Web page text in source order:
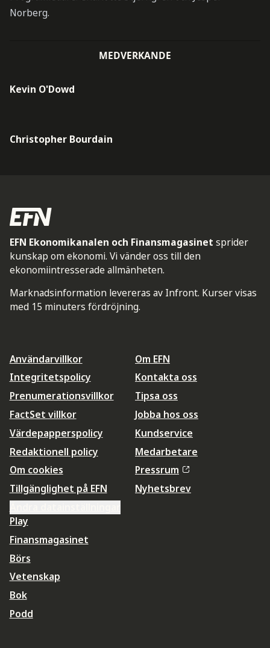
Norberg.
MEDVERKANDE
Kevin O'Dowd
Christopher Bourdain
EFN Ekonomikanalen och Finansmagasinet sprider
kunskap om ekonomi. Vi vänder oss till den
ekonomiintresserade allmänheten.
Marknadsinformation levereras av Infront. Kurser visas
med 15 minuters fördröjning.
Användarvillkor
Integritetspolicy
Prenumerationsvillkor
FactSet villkor
Värdepapperspolicy
Redaktionell policy
Om cookies
Tillgänglighet på EFN
Om EFN
Kontakta oss
Tipsa oss
Jobba hos oss
Kundservice
Medarbetare
Pressrum
Nyhetsbrev
Play
Finansmagasinet
Börs
Vetenskap
Bok
Podd